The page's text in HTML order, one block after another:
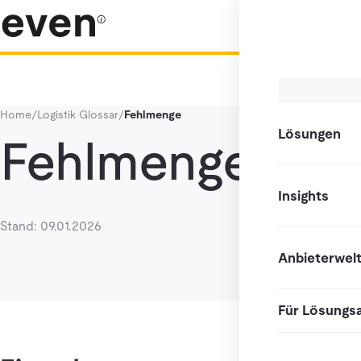
Lösungen
Insights
Anbieterwelt
Für
Home/Logistik Glossar/Fehlmenge
Fehlmenge
Stand: 09.01.2026